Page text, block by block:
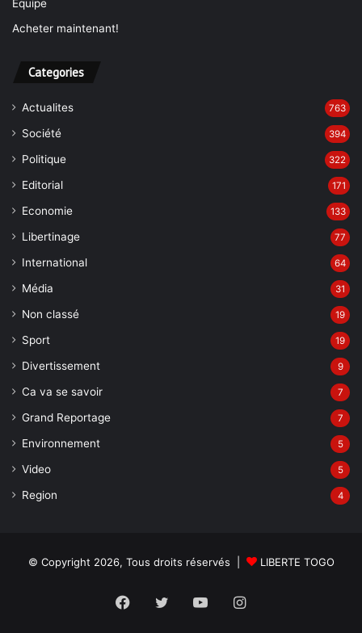
Équipe
Acheter maintenant!
Categories
Actualites 763
Société 394
Politique 322
Editorial 171
Economie 133
Libertinage 77
International 64
Média 31
Non classé 19
Sport 19
Divertissement 9
Ca va se savoir 7
Grand Reportage 7
Environnement 5
Video 5
Region 4
© Copyright 2026, Tous droits réservés | LIBERTE TOGO
Facebook
Twitter YouTubeInstagram